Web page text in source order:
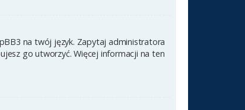
na twój język. Zapytaj administratora
go utworzyć. Więcej informacji na ten